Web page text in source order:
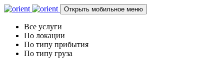
Открыть мобильное меню
Все услуги
По локации
По типу прибытия
По типу груза